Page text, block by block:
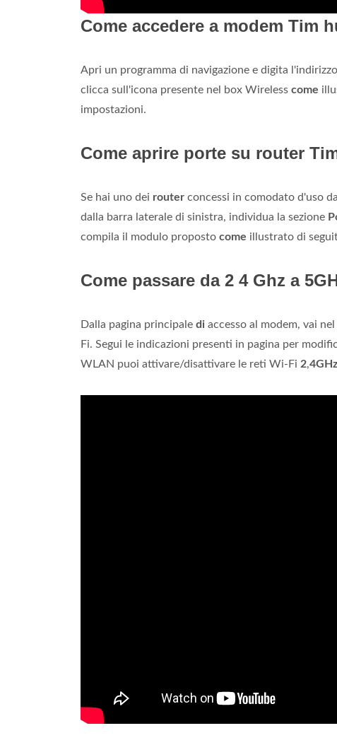
Come accedere a modem Tim
Apri un programma di navigazione e digita
clicca sull'icona presente nel box Wireless come
impostazioni.
Come aprire porte su router
Se hai uno dei router concessi in comodato d'uso da
dalla barra laterale di sinistra, individua la sezione
compila il modulo proposto come illustrato di
Come passare da 2 4 Ghz a
Dalla pagina principale di accesso al modem, vai
Fi. Segui le indicazioni presenti in pagina per
WLAN puoi attivare/disattivare le reti Wi-Fi 2,4GHz